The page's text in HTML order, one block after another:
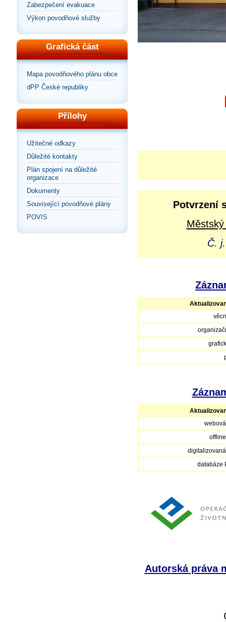
Zabezpečení evakuace
Výkon povodňové služby
Grafická část
Mapa povodňového plánu obce
dPP České republiky
Přílohy
Užitečné odkazy
Důležité kontakty
Plán spojení na důležité
organizace
Dokumenty
Související povodňové plány
POVIS
Potvrzení
Č.
databáze
Autorská práva